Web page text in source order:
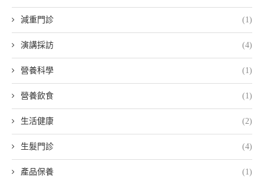
減重門診 (1)
演講採訪 (4)
營養科學 (1)
營養飲食 (1)
生活健康 (2)
生髮門診 (4)
產品保養 (1)